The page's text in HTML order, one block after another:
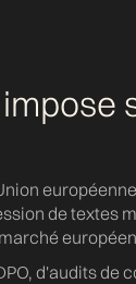
de textes
d'audits de